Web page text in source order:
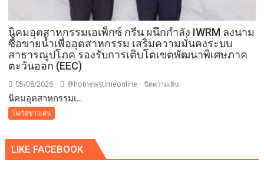
นิคมอุตสาหกรรมเอเพ็กซ์ กรีน ผนึกกำลัง IWRM ลงนาม
ซื้อขายน้ำเพื่ออุตสาหกรรม เสริมความมั่นคงระบบ
สาธารณูปโภค รองรับการเติบโตเขตพัฒนาพิเศษภาค
ตะวันออก (EEC)
05/08/2026 @hotnewstimeonline ปิดความเห็น
ซ์
​นิคมอุตสาหกรรมเ...
โฟกัสข่าวเด่น
LIKE FACEBOOK